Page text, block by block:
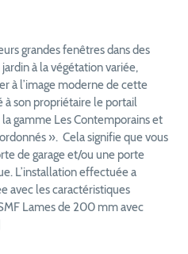
à la végétation variée,
à l’image moderne de cette
à son propriétaire le portail
gamme Les Contemporains et
». Cela signifie que vous
de garage et/ou une porte
L’installation effectuée a
avec les caractéristiques
Lames de 200 mm avec